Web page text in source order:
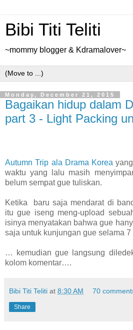
Bibi Titi Teliti
~mommy blogger & Kdramalover~
Monday, December 21, 2015
Bagaikan hidup dalam
part 3 - Light Packing
Autumn Trip ala Drama Korea
waktu yang lalu masih
belum sempat gue tuliskan.
Ketika
baru saja mendarat di
itu gue iseng meng-upload
isinya menyatakan bahwa gue
saja untuk kunjungan gue selama
… kemudian gue langsung
kolom komentar….
Bibi Titi Teliti at 8:30 AM 70
Share